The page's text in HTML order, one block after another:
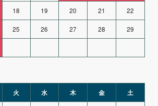
18 19 20 21 22
25 26 27 28 29
火 水 木 金 土